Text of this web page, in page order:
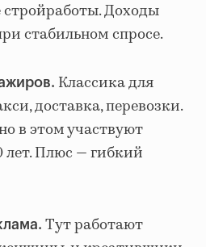
стройработы. Доходы
стабильном спросе.
Классика для
доставка, перевозки.
в этом участвуют
Плюс — гибкий
Тут работают